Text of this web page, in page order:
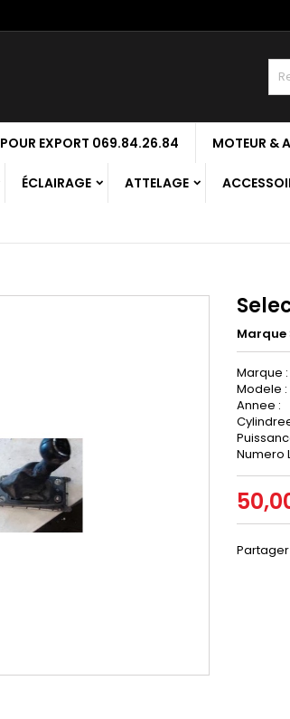
POUR EXPORT 069.84.26.84 MOTEUR &
ÉCLAIRAGE ATTELAGE
Marque
Marque :
Modele :
Annee :
Numero
Partager